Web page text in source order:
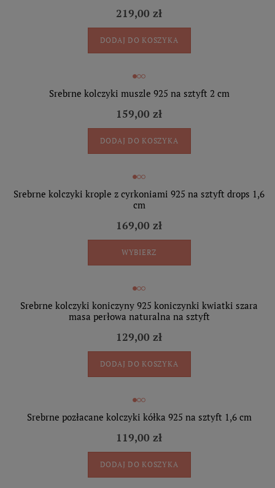
219,00 zł
DODAJ DO KOSZYKA
Srebrne kolczyki muszle 925 na sztyft 2 cm
159,00 zł
DODAJ DO KOSZYKA
Srebrne kolczyki krople z cyrkoniami 925 na sztyft drops 1,6
cm
169,00 zł
WYBIERZ
Srebrne kolczyki koniczyny 925 koniczynki kwiatki szara
masa perłowa naturalna na sztyft
129,00 zł
DODAJ DO KOSZYKA
Srebrne pozłacane kolczyki kółka 925 na sztyft 1,6 cm
119,00 zł
DODAJ DO KOSZYKA